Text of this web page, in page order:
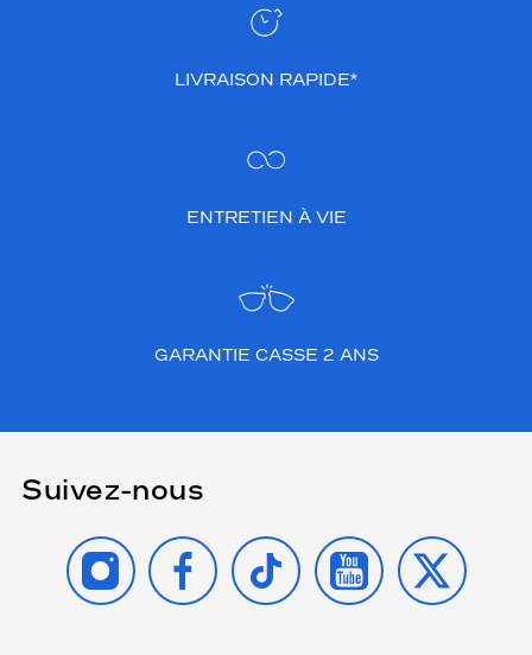
LIVRAISON RAPIDE*
ENTRETIEN À VIE
GARANTIE CASSE 2 ANS
Suivez-nous
INSTAGRAMFACEBOOK
TIKTOK YOUTUBE
X